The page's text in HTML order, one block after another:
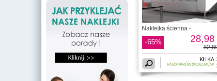
Naklejka ścienna -
-65% 28,98
KILKA
ROZMIARÓW&KOLORÓW